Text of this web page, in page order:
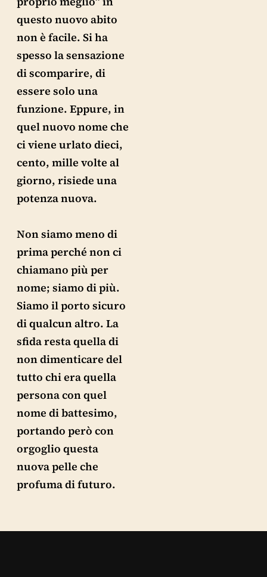
questo nuovo abito
non è facile. Si ha
spesso la sensazione
di scomparire, di
essere solo una
funzione. Eppure, in
quel nuovo nome che
ci viene urlato dieci,
cento, mille volte al
giorno, risiede una
potenza nuova.
Non siamo meno di
prima perché non ci
chiamano più per
nome; siamo di più.
Siamo il porto sicuro
di qualcun altro. La
sfida resta quella di
non dimenticare del
tutto chi era quella
persona con quel
nome di battesimo,
portando però con
orgoglio questa
nuova pelle che
profuma di futuro.